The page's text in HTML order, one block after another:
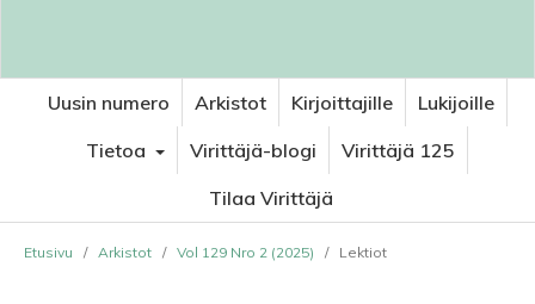
Uusin numero Arkistot Kirjoittajille
Lukijoille
Tietoa
Virittäjä-blogi
Virittäjä 125
Tilaa Virittäjä
Etusivu / Arkistot / Vol 129 Nro 2 (2025) / Lektiot